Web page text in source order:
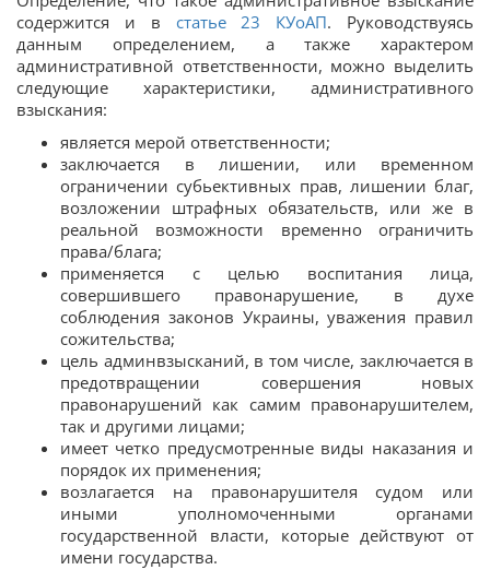
содержится и в статье 23 КУоАП. Руководствуясь
данным определением, а также характером
административной ответственности, можно выделить
следующие характеристики, административного
взыскания:
является мерой ответственности;
заключается в лишении, или временном
ограничении субьективных прав, лишении благ,
возложении штрафных обязательств, или же в
реальной возможности временно ограничить
права/блага;
применяется с целью воспитания лица,
совершившего правонарушение, в духе
соблюдения законов Украины, уважения правил
сожительства;
цель админвзысканий, в том числе, заключается в
предотвращении совершения новых
правонарушений как самим правонарушителем,
так и другими лицами;
имеет четко предусмотренные виды наказания и
порядок их применения;
возлагается на правонарушителя судом или
иными уполномоченными органами
государственной власти, которые действуют от
имени государства.